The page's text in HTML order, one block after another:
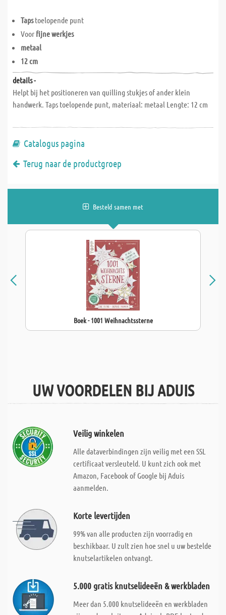
Tapstoelopende punt
Voor fijne werkjes
metaal
12 cm
details -
Helpt bij het positioneren van quilling stukjes of ander klein
handwerk. Taps toelopende punt, materiaal: metaal Lengte: 12 cm
Catalogus pagina
Terug naar de productgroep
Besteld samen met
Boek - 1001 Weihnachtssterne
UW VOORDELEN BIJ ADUIS
Veilig winkelen
Alle dataverbindingen zijn veilig met een SSL
certificaat versleuteld. U kunt zich ook met
Amazon, Facebook of Google bij Aduis
aanmelden.
Korte levertijden
99% van alle producten zijn voorradig en
beschikbaar. U zult zien hoe snel u uw bestelde
knutselartikelen ontvangt.
5.000 gratis knutselideeën & werkbladen
Meer dan 5.000 knutselideeën en werkbladen